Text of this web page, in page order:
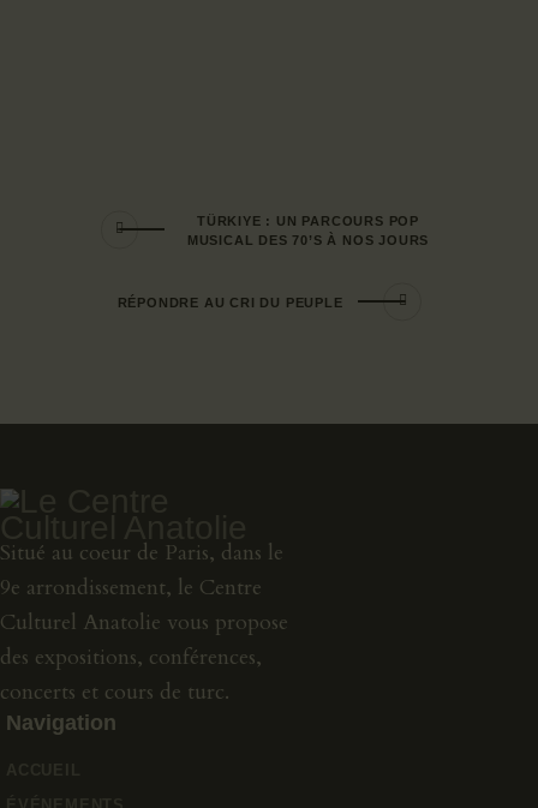
TÜRKIYE : UN PARCOURS POP
MUSICAL DES 70’S À NOS JOURS
RÉPONDRE AU CRI DU PEUPLE
Situé au coeur de Paris, dans le
9e arrondissement, le Centre
Culturel Anatolie vous propose
des expositions, conférences,
concerts et cours de turc.
Navigation